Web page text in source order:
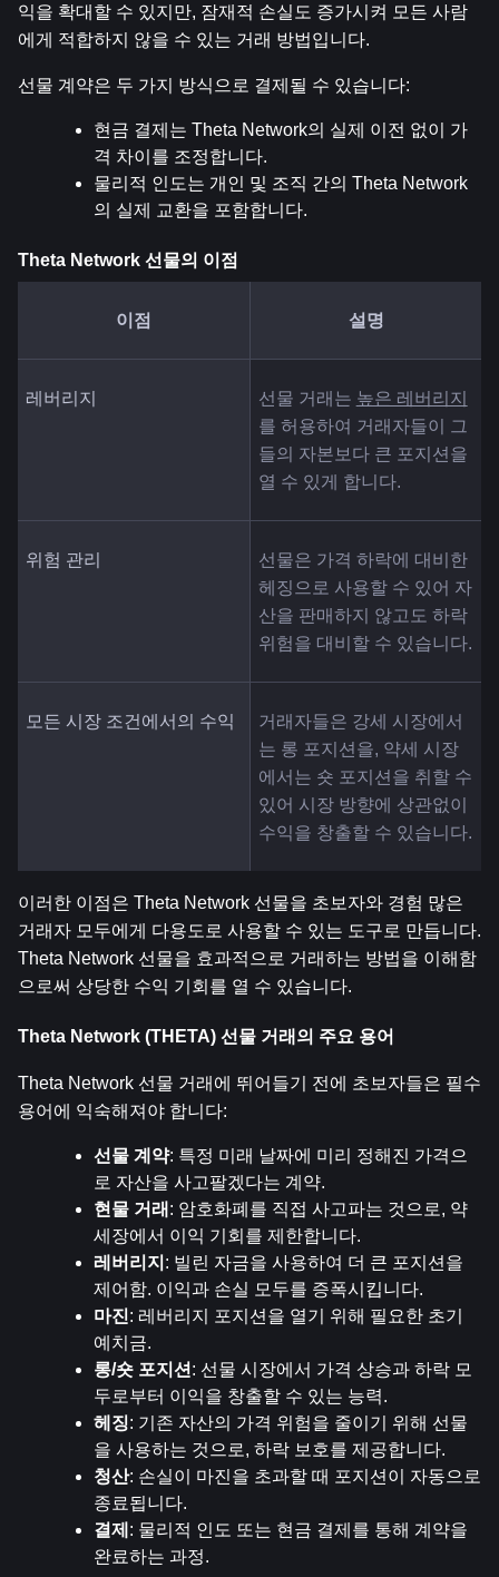
익을 확대할 수 있지만, 잠재적 손실도 증가시켜 모든 사람
에게 적합하지 않을 수 있는 거래 방법입니다.
선물 계약은 두 가지 방식으로 결제될 수 있습니다:
현금 결제는 Theta Network의 실제 이전 없이 가
격 차이를 조정합니다.
물리적 인도는 개인 및 조직 간의 Theta Network
의 실제 교환을 포함합니다.
Theta Network 선물의 이점
이점 설명
레버리지 선물 거래는 높은 레버리지
를 허용하여 거래자들이 그
들의 자본보다 큰 포지션을
열 수 있게 합니다.
위험 관리
선물은 가격 하락에 대비한
헤징으로 사용할 수 있어 자
산을 판매하지 않고도 하락
위험을 대비할 수 있습니다.
모든 시장 조건에서의 수익
거래자들은 강세 시장에서
는 롱 포지션을, 약세 시장
에서는 숏 포지션을 취할 수
있어 시장 방향에 상관없이
수익을 창출할 수 있습니다.
이러한 이점은 Theta Network 선물을 초보자와 경험 많은
거래자 모두에게 다용도로 사용할 수 있는 도구로 만듭니다.
Theta Network 선물을 효과적으로 거래하는 방법을 이해함
으로써 상당한 수익 기회를 열 수 있습니다.
Theta Network (THETA) 선물 거래의 주요 용어
Theta Network 선물 거래에 뛰어들기 전에 초보자들은 필수
용어에 익숙해져야 합니다:
선물 계약: 특정 미래 날짜에 미리 정해진 가격으
로 자산을 사고팔겠다는 계약.
현물 거래 : 암호화폐를 직접 사고파는 것으로, 약
세장에서 이익 기회를 제한합니다.
레버리지 : 빌린 자금을 사용하여 더 큰 포지션을
제어함. 이익과 손실 모두를 증폭시킵니다.
마진: 레버리지 포지션을 열기 위해 필요한 초기
예치금.
롱/숏 포지션 : 선물 시장에서 가격 상승과 하락 모
두로부터 이익을 창출할 수 있는 능력.
헤징: 기존 자산의 가격 위험을 줄이기 위해 선물
을 사용하는 것으로, 하락 보호를 제공합니다.
청산: 손실이 마진을 초과할 때 포지션이 자동으로
종료됩니다.
결제 : 물리적 인도 또는 현금 결제를 통해 계약을
완료하는 과정.